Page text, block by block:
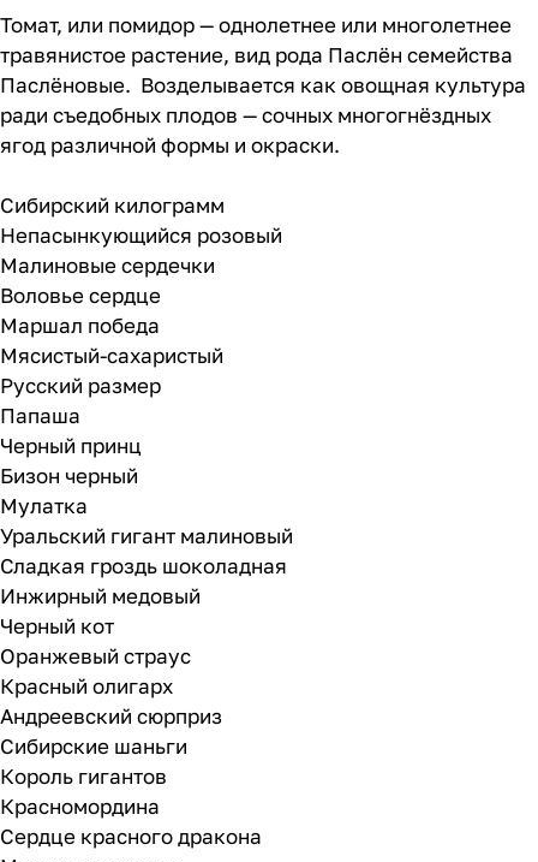
Томат, или помидор — однолетнее или многолетнее
травянистое растение, вид рода Паслён семейства
Паслёновые. Возделывается как овощная культура
ради съедобных плодов — сочных многогнёздных
ягод различной формы и окраски.
Сибирский килограмм
Непасынкующийся розовый
Малиновые сердечки
Воловье сердце
Маршал победа
Мясистый-сахаристый
Русский размер
Папаша
Черный принц
Бизон черный
Мулатка
Уральский гигант малиновый
Сладкая гроздь шоколадная
Инжирный медовый
Черный кот
Оранжевый страус
Красный олигарх
Андреевский сюрприз
Сибирские шаньги
Король гигантов
Красномордина
Сердце красного дракона